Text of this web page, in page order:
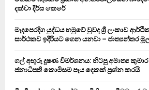
දක්වා දීර්ඝ කෙරේ
මැදපෙරදිග යුද්ධය හමුවේ වුවද ශ්‍රී ලංකාව
සාර්ථකව ඉදිරියට ගෙන යනවා – ජාත්‍යන්තර
ගල් අඟුරු දූෂණ විමර්ශනය: හිටපු අමාත්‍ය
ජනාධිපති කොමිසම පැය දෙකක් ප්‍රශ්න කරයි